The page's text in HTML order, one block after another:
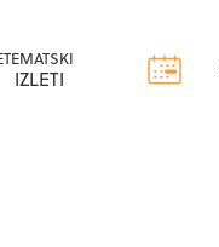
TEMATSKI
IZLETI